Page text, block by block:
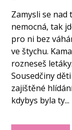
Zamysli se nad
nemocná, tak
pro ni bez
ve štychu.
rozneseš
Sousedčiny
zajištěné
kdybys byla ty...